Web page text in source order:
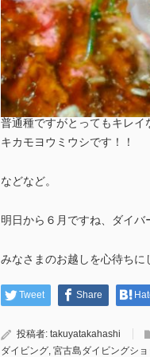
普通種ですがとってもキレイ
キカモヨウミウシです！！
などなど。
明日から６月ですね、ダイバ
みなさまのお越しを心待ち
Tweet Share
投稿者: takuyatakahashi
ダイビング, 宮古島ダイビングショ